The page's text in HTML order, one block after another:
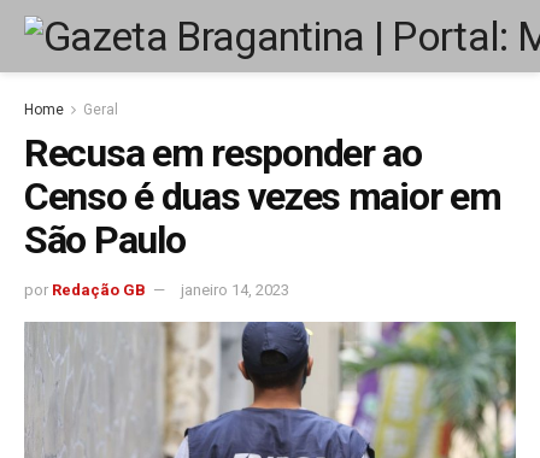
Home Geral
Recusa em responder ao
Censo é duas vezes maior em
São Paulo
por Redação GB janeiro 14, 2023